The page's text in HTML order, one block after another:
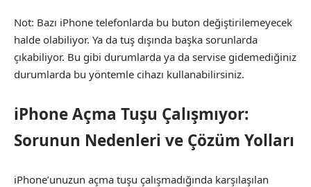
Not: Bazı iPhone telefonlarda bu buton değiştirilemeyecek
halde olabiliyor. Ya da tuş dışında başka sorunlarda
çıkabiliyor. Bu gibi durumlarda ya da servise gidemediğiniz
durumlarda bu yöntemle cihazı kullanabilirsiniz.
iPhone Açma Tuşu Çalışmıyor:
Sorunun Nedenleri ve Çözüm Yolları
iPhone’unuzun açma tuşu çalışmadığında karşılaşılan